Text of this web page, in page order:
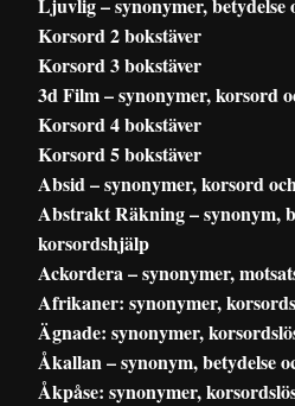
Korsord 2 bokstäver
Korsord 3 bokstäver
3d Film – synonymer, korsord
Korsord 4 bokstäver
Korsord 5 bokstäver
Absid – synonymer, korsord
Abstrakt Räkning – synonym,
korsordshjälp
Ackordera – synonymer,
Afrikaner: synonymer,
Ägnade: synonymer,
Åkallan – synonym, betydelse
Åkpåse: synonymer,